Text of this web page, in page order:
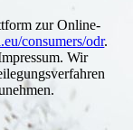
zur Online-
consumers/odr.
Wir